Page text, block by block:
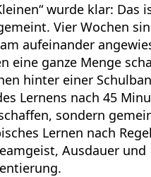
wurde klar: Das
Vier Wochen
aufeinander
eine ganze Menge
hinter einer
Lernens nach 45
sondern
Lernen nach
Ausdauer und